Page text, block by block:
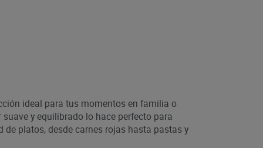
ideal para tus momentos en familia o
y equilibrado lo hace perfecto para
platos, desde carnes rojas hasta pastas y